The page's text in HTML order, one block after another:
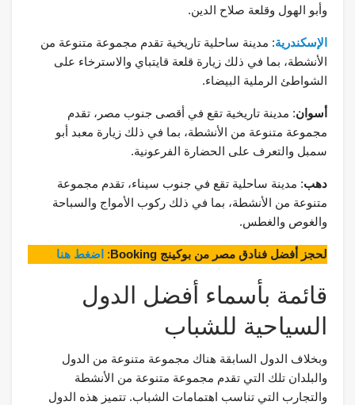
وأبو الهول وقلعة صلاح الدين.
الإسكندرية: مدينة ساحلية تاريخية تقدم مجموعة متنوعة من
الأنشطة، بما في ذلك زيارة قلعة قايتباي والاسترخاء على
الشواطئ الرملية البيضاء.
أسوان: مدينة تاريخية تقع في أقصى جنوب مصر، تقدم
مجموعة متنوعة من الأنشطة، بما في ذلك زيارة معبد أبو
سمبل والتعرف على الحضارة الفرعونية.
دهب: مدينة ساحلية تقع في جنوب سيناء، تقدم مجموعة
متنوعة من الأنشطة، بما في ذلك ركوب الأمواج والسباحة
والغوص والغطس.
لحجز أفضل فنادق مصر من بوكينج Booking : اضغط هنا
قائمة بأسماء أفضل الدول
السياحية للشباب
وبخلاف الدول السابقة هناك مجموعة متنوعة من الدول
والبلدان تلك التي تقدم مجموعة متنوعة من الأنشطة
والتجارب التي تناسب اهتمامات الشباب. تتميز هذه الدول